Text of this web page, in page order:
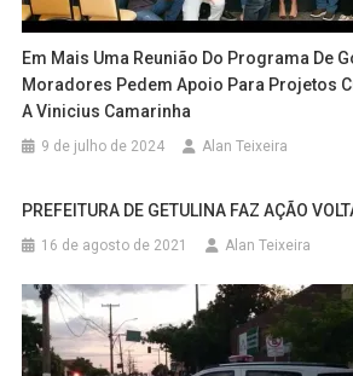
Em Mais Uma Reunião Do Programa De
Moradores Pedem Apoio Para Projetos
A Vinicius Camarinha
9 de julho de 2024 Alan Teixeira
PREFEITURA DE GETULINA FAZ AÇÃO
16 de agosto de 2021 Alan Teixeira